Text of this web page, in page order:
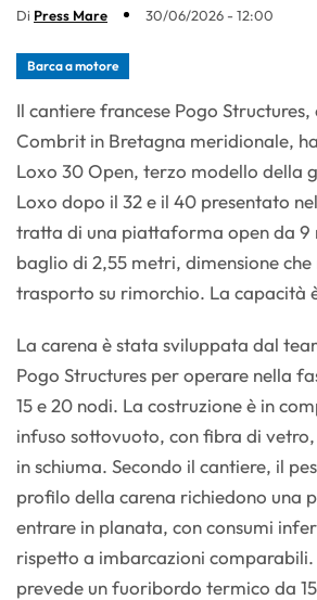
Di Press Mare 30/06/2026 - 12:00
Barca a motore
Il cantiere francese Pogo Structures,
Combrit in Bretagna meridionale,
Loxo 30 Open, terzo modello della
Loxo dopo il 32 e il 40 presentato
tratta di una piattaforma open da 9
baglio di 2,55 metri, dimensione che
trasporto su rimorchio. La capacità
La carena è stata sviluppata dal
Pogo Structures per operare nella
15 e 20 nodi. La costruzione è in
infuso sottovuoto, con fibra di
in schiuma. Secondo il cantiere, il
profilo della carena richiedono una
entrare in planata, con consumi
rispetto a imbarcazioni
prevede un fuoribordo termico da